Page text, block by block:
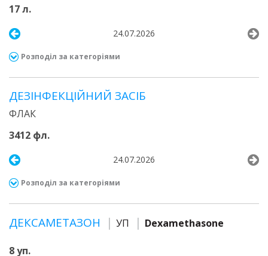
17 л.
24.07.2026
Розподіл за категоріями
ДЕЗІНФЕКЦІЙНИЙ ЗАСІБ
ФЛАК
3412 фл.
24.07.2026
Розподіл за категоріями
ДЕКСАМЕТАЗОН УП Dexamethasone
8 уп.